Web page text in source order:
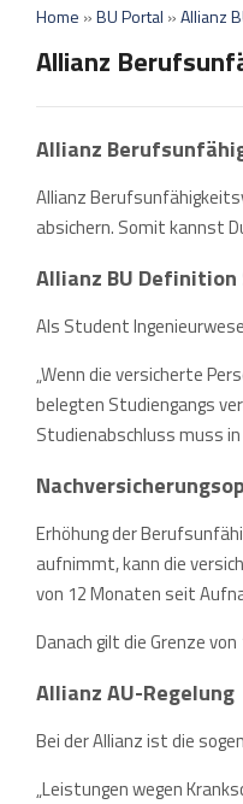
Home »BU Portal »Allianz
Allianz
Allianz
Allianz
absichern. Somit kannst
Allianz BU
Als Student
„Wenn die versicherte
belegten Studiengangs
Studienabschluss muss
Erhöhung der
aufnimmt, kann die
von 12 Monaten seit
Danach gilt die Grenze
Allianz AU-Regelung
Bei der Allianz ist die
„Leistungen wegen